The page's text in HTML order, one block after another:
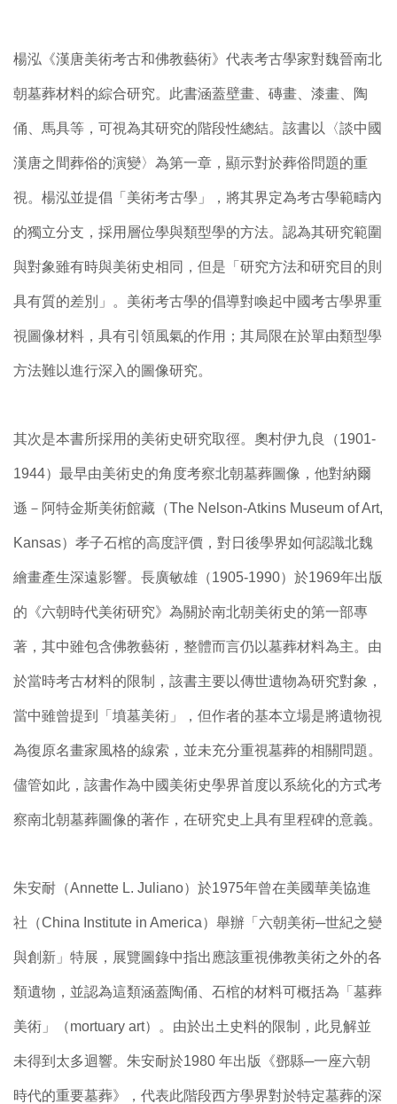
楊泓《漢唐美術考古和佛教藝術》代表考古學家對魏晉南北
朝墓葬材料的綜合研究。此書涵蓋壁畫、磚畫、漆畫、陶
俑、馬具等，可視為其研究的階段性總結。該書以〈談中國
漢唐之間葬俗的演變〉為第一章，顯示對於葬俗問題的重
視。楊泓並提倡「美術考古學」，將其界定為考古學範疇內
的獨立分支，採用層位學與類型學的方法。認為其研究範圍
與對象雖有時與美術史相同，但是「研究方法和研究目的則
具有質的差別」。美術考古學的倡導對喚起中國考古學界重
視圖像材料，具有引領風氣的作用；其局限在於單由類型學
方法難以進行深入的圖像研究。
其次是本書所採用的美術史研究取徑。奧村伊九良（1901-
1944）最早由美術史的角度考察北朝墓葬圖像，他對納爾
遜－阿特金斯美術館藏（The Nelson-Atkins Museum of Art,
Kansas）孝子石棺的高度評價，對日後學界如何認識北魏
繪畫產生深遠影響。長廣敏雄（1905-1990）於1969年出版
的《六朝時代美術研究》為關於南北朝美術史的第一部專
著，其中雖包含佛教藝術，整體而言仍以墓葬材料為主。由
於當時考古材料的限制，該書主要以傳世遺物為研究對象，
當中雖曾提到「墳墓美術」，但作者的基本立場是將遺物視
為復原名畫家風格的線索，並未充分重視墓葬的相關問題。
儘管如此，該書作為中國美術史學界首度以系統化的方式考
察南北朝墓葬圖像的著作，在研究史上具有里程碑的意義。
朱安耐（Annette L. Juliano）於1975年曾在美國華美協進
社（China Institute in America）舉辦「六朝美術─世紀之變
與創新」特展，展覽圖錄中指出應該重視佛教美術之外的各
類遺物，並認為這類涵蓋陶俑、石棺的材料可概括為「墓葬
美術」（mortuary art）。由於出土史料的限制，此見解並
未得到太多迴響。朱安耐於1980 年出版《鄧縣─一座六朝
時代的重要墓葬》，代表此階段西方學界對於特定墓葬的深